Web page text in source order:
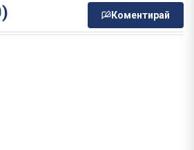
Коментирай